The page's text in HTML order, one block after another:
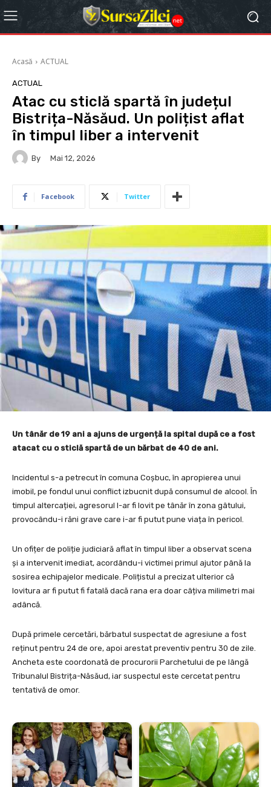
Acasă ACTUAL
ACTUAL
Atac cu sticlă spartă în județul
Bistrița-Năsăud. Un polițist aflat
în timpul liber a intervenit
By Mai 12, 2026
Facebook Twitter
Un tânăr de 19 ani a ajuns de urgență la spital după ce a fost
atacat cu o sticlă spartă de un bărbat de 40 de ani.
Incidentul s-a petrecut în comuna Coșbuc, în apropierea unui
imobil, pe fondul unui conflict izbucnit după consumul de alcool. În
timpul altercației, agresorul l-ar fi lovit pe tânăr în zona gâtului,
provocându-i răni grave care i-ar fi putut pune viața în pericol.
Un ofițer de poliție judiciară aflat în timpul liber a observat scena
și a intervenit imediat, acordându-i victimei primul ajutor până la
sosirea echipajelor medicale. Polițistul a precizat ulterior că
lovitura ar fi putut fi fatală dacă rana era doar câțiva milimetri mai
adâncă.
După primele cercetări, bărbatul suspectat de agresiune a fost
reținut pentru 24 de ore, apoi arestat preventiv pentru 30 de zile.
Ancheta este coordonată de procurorii Parchetului de pe lângă
Tribunalul Bistrița-Năsăud, iar suspectul este cercetat pentru
tentativă de omor.